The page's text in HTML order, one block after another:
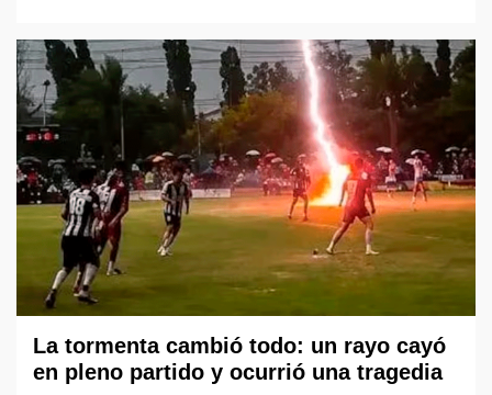
La tormenta cambió todo: un rayo cayó
en pleno partido y ocurrió una tragedia